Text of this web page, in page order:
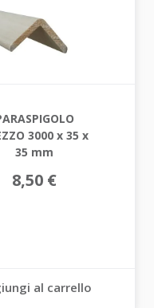
3000 x 35 x
35 mm
8,50 €
al carrello